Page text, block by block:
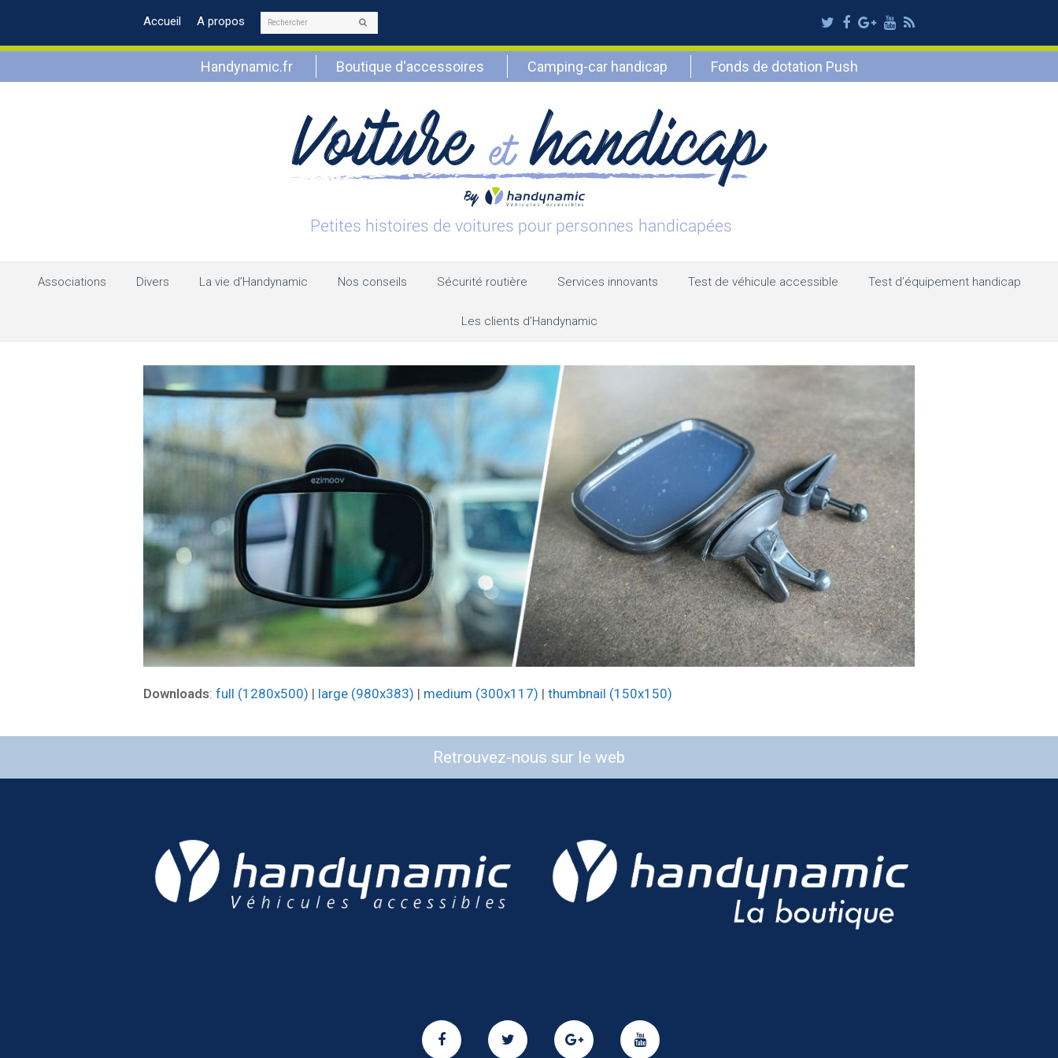
Accueil A propos Rechercher Twitter
Facebook
Google
Plus
Youtube
RSS
Handynamic.fr Boutique d'accessoires Camping-car handicap Fonds de dotation Push
Associations Divers La vie d’Handynamic Nos conseils Sécurité routière Services innovants Test de véhicule accessible Test d’équipement handicap
Les clients d’Handynamic
Downloads: full (1280x500) | large (980x383) | medium (300x117) | thumbnail (150x150)
Retrouvez-nous sur le web